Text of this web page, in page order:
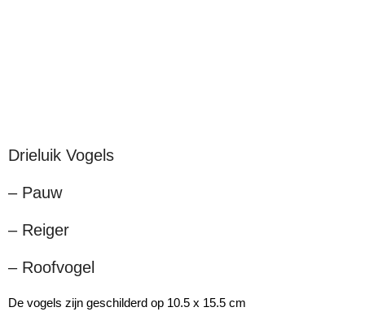
Drieluik Vogels
– Pauw
– Reiger
– Roofvogel
De vogels zijn geschilderd op 10.5 x 15.5 cm